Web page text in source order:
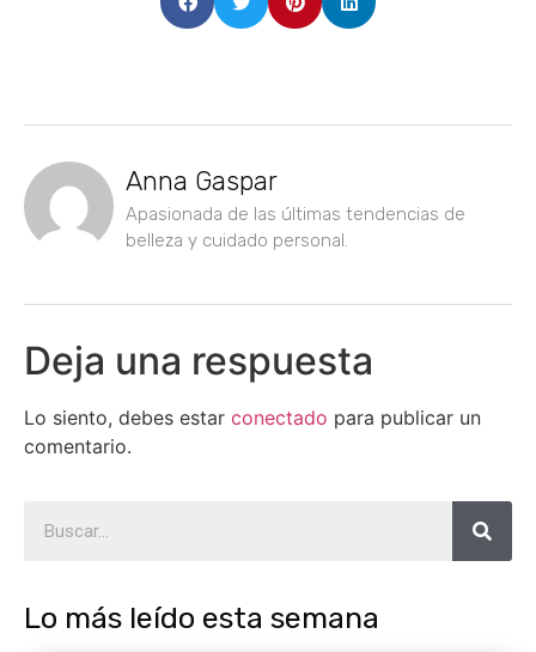
Anna Gaspar
Apasionada de las últimas tendencias de
belleza y cuidado personal.
Deja una respuesta
Lo siento, debes estar conectado para publicar un
comentario.
Lo más leído esta semana